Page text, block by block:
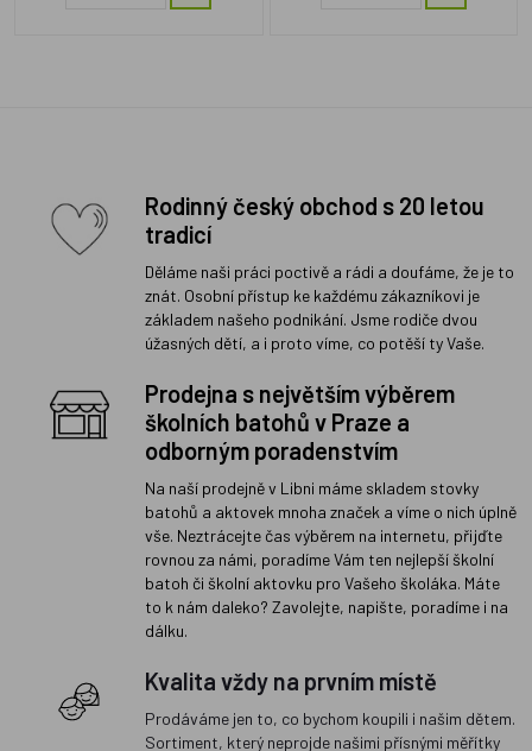
Rodinný český obchod s 20 letou
tradicí
Děláme naši práci poctivě a rádi a doufáme, že je to
znát. Osobní přístup ke každému zákazníkovi je
základem našeho podnikání. Jsme rodiče dvou
úžasných dětí, a i proto víme, co potěší ty Vaše.
Prodejna s největším výběrem
školních batohů v Praze a
odborným poradenstvím
Na naší prodejně v Libni máme skladem stovky
batohů a aktovek mnoha značek a víme o nich úplně
vše. Neztrácejte čas výběrem na internetu, přijďte
rovnou za námi, poradíme Vám ten nejlepší školní
batoh či školní aktovku pro Vašeho školáka. Máte
to k nám daleko? Zavolejte, napište, poradíme i na
dálku.
Kvalita vždy na prvním místě
Prodáváme jen to, co bychom koupili i našim dětem.
Sortiment, který neprojde našimi přísnými měřítky